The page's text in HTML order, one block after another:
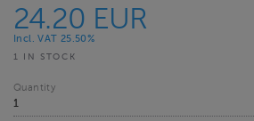
24.20 EUR
Incl. VAT 25.50%
1 IN STOCK
Quantity